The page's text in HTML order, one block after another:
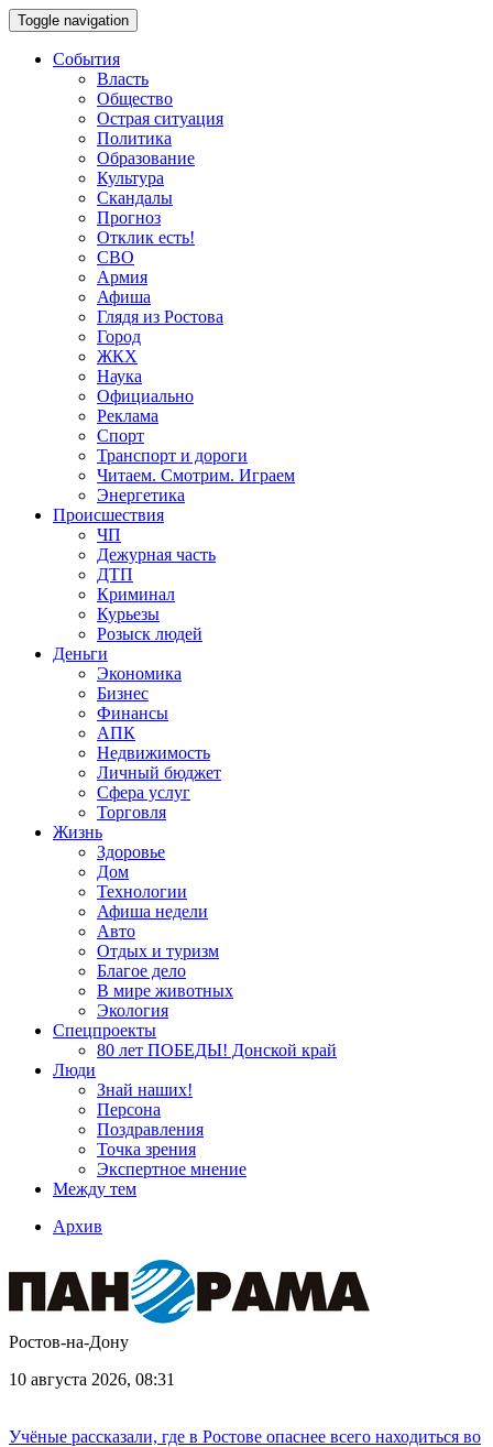
Toggle navigation
События
Власть
Общество
Острая ситуация
Политика
Образование
Культура
Скандалы
Прогноз
Отклик есть!
СВО
Армия
Афиша
Глядя из Ростова
Город
ЖКХ
Наука
Официально
Реклама
Спорт
Транспорт и дороги
Читаем. Смотрим. Играем
Энергетика
Происшествия
ЧП
Дежурная часть
ДТП
Криминал
Курьезы
Розыск людей
Деньги
Экономика
Бизнес
Финансы
АПК
Недвижимость
Личный бюджет
Сфера услуг
Торговля
Жизнь
Здоровье
Дом
Технологии
Афиша недели
Авто
Отдых и туризм
Благое дело
В мире животных
Экология
Спецпроекты
80 лет ПОБЕДЫ! Донской край
Люди
Знай наших!
Персона
Поздравления
Точка зрения
Экспертное мнение
Между тем
Архив
Ростов-на-Дону
10 августа 2026, 08:31
Учёные рассказали, где в Ростове опаснее всего находиться во